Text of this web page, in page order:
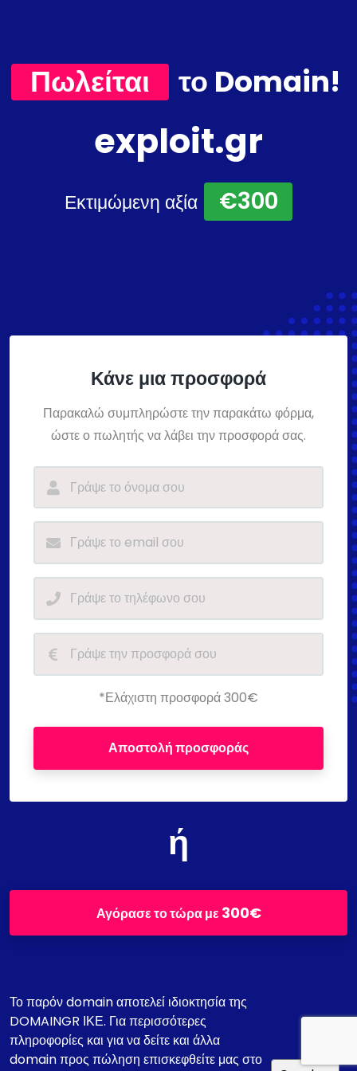
Πωλείται το Domain!
exploit.gr
Εκτιμώμενη αξία €300
Κάνε μια προσφορά
Παρακαλώ συμπληρώστε την παρακάτω φόρμα,
ώστε ο πωλητής να λάβει την προσφορά σας.
*Ελάχιστη προσφορά 300€
Αποστολή προσφοράς
ή
Αγόρασε το τώρα με300€
Το παρόν domain αποτελεί ιδιοκτησία της
DOMAINGR ΙΚΕ. Για περισσότερες
πληροφορίες και για να δείτε και άλλα
domain προς πώληση επισκεφθείτε μας στο